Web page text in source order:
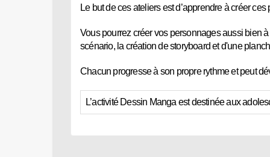
Le but de ces ateliers est d’apprendre à créer
Vous pourrez créer vos personnages aussi bien
scénario, la création de storyboard et d'une
Chacun progresse à son propre rythme et peut
L’activité Dessin Manga est destinée aux